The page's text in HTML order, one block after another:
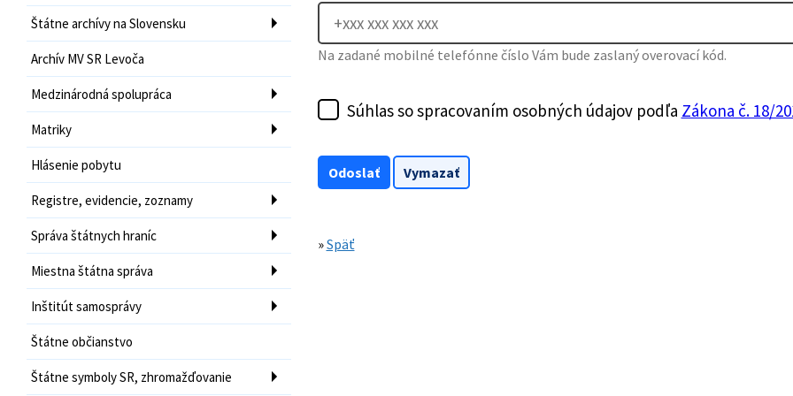
Štátne archívy na Slovensku
Archív MV SR Levoča
Medzinárodná spolupráca
Matriky
Hlásenie pobytu
Registre, evidencie, zoznamy
Správa štátnych hraníc
Miestna štátna správa
Inštitút samosprávy
Štátne občianstvo
Štátne symboly SR, zhromažďovanie
Na zadané mobilné telefónne číslo Vám bude zaslaný overovací kód.
Súhlas so spracovaním osobných údajov podľa Zákona č. 18/
»Späť